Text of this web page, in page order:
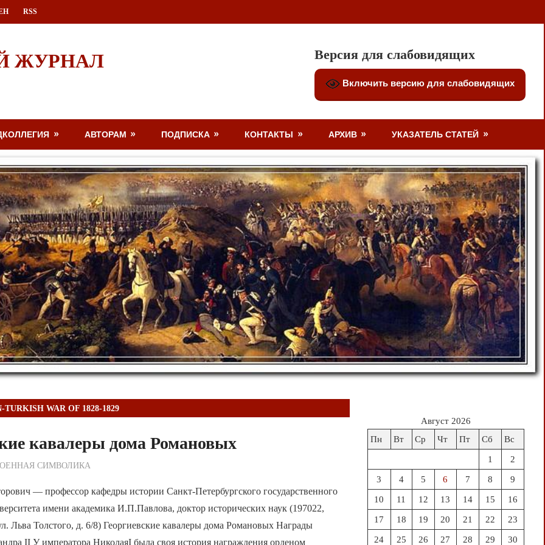
RSS
ЖУРНАЛ Версия для слабовидящих
Включить версию для слабовидящих
АВТОРАМ ПОДПИСКА КОНТАКТЫ АРХИВ УКАЗАТЕЛЬ СТАТЕЙ
TURKISH WAR OF 1828-1829
кавалеры дома Романовых
по Редакции
СИМВОЛИКА
— профессор кафедры истории Санкт-Петербургского государственного
имени академика И.П.Павлова, доктор исторических наук (197022,
Льва Толстого, д. 6/8) Георгиевские кавалеры дома Романовых Награды
II У императора НиколаяI была своя история награждения орденом
Август 2026
Пн
Вт Ср Чт Пт Сб Вс
1 2
3 4 5 6 7 8 9
10 11 12 13 14 15 16
17 18 19 20 21 22 23
24 25 26 27 28 29 30